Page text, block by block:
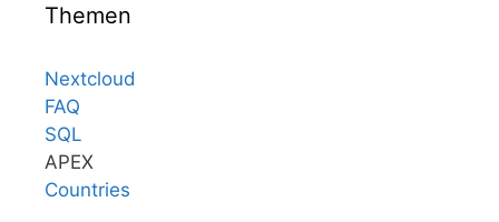
Themen
Nextcloud
FAQ
SQL
APEX
Countries